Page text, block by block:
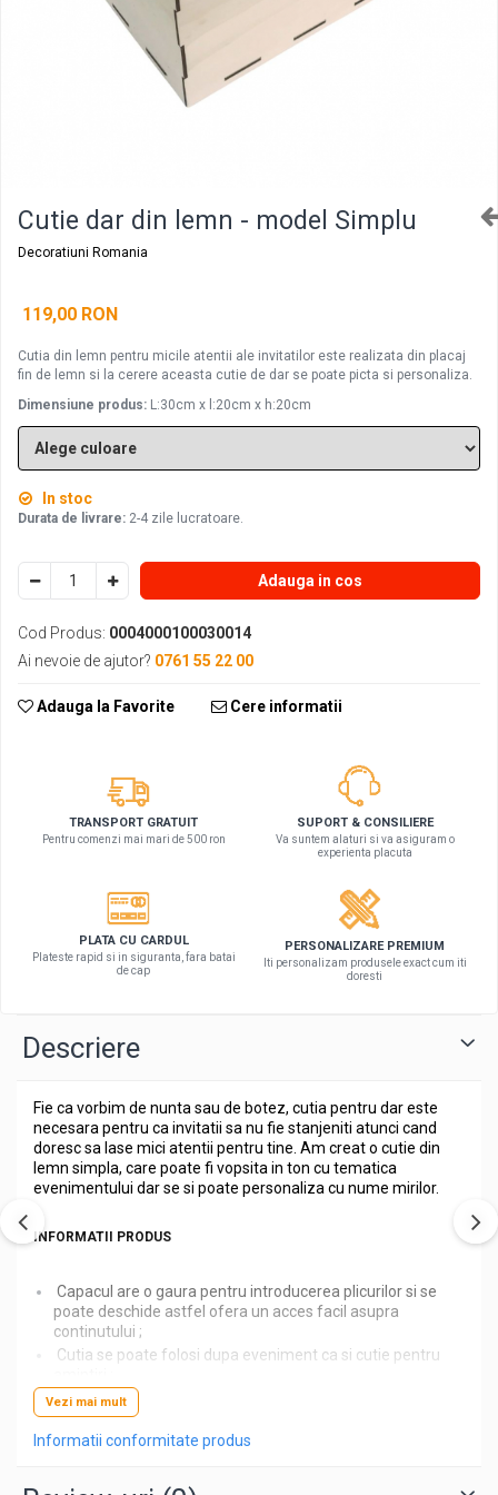
Cutii pentru poze si stick usb botez
Panouri si rame decor botez
Decoratiuni botez diverse
Cutie dar din lemn - model Simplu
Decoratiuni Romania
119,00 RON
Cutia din lemn pentru micile atentii ale invitatilor este realizata din placaj
fin de lemn si la cerere aceasta cutie de dar se poate picta si personaliza.
Dimensiune produs: L:30cm x l:20cm x h:20cm
In stoc
Durata de livrare: 2-4 zile lucratoare.
Adauga in cos
Cod Produs: 0004000100030014
Ai nevoie de ajutor? 0761 55 22 00
Adauga la Favorite Cere informatii
TRANSPORT GRATUIT
Pentru comenzi mai mari de 500 ron
SUPORT & CONSILIERE
Va suntem alaturi si va asiguram o
experienta placuta
PLATA CU CARDUL
Plateste rapid si in siguranta, fara batai
de cap
PERSONALIZARE PREMIUM
Iti personalizam produsele exact cum iti
doresti
Descriere
Fie ca vorbim de nunta sau de botez, cutia pentru dar este
necesara pentru ca invitatii sa nu fie stanjeniti atunci cand
doresc sa lase mici atentii pentru tine. Am creat o cutie din
lemn simpla, care poate fi vopsita in ton cu tematica
evenimentului dar se si poate personaliza cu nume mirilor.
INFORMATII PRODUS
Capacul are o gaura pentru introducerea plicurilor si se
poate deschide astfel ofera un acces facil asupra
continutului ;
Cutia se poate folosi dupa eveniment ca si cutie pentru
Cutia este atent slefuita si aplicat finisaje superioare ;
Dimensiune: Lungime - 30cm / Latime - 20cm /
Inaltime - 20cm ;
invechit (maro sters) ;
Vezi mai mult
Informatii conformitate produs